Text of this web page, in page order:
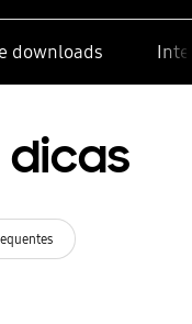
downloads
dicas